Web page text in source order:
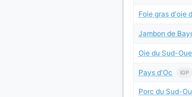
Foie gras d'oie
Jambon de
Oie du Sud-
Pays d'Oc IGP
Porc du Sud-